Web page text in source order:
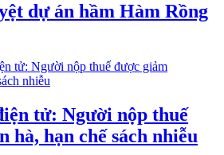
dự án hầm Hàm Rồng
tử: Người nộp thuế
hà, hạn chế sách nhiễu